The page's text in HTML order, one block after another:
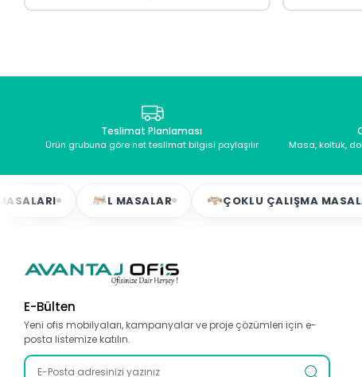
Teslimat Planlaması
Ürün grubuna göre net teslimat bilgisi paylaşılır Masa, koltuk,
L MASALAR ÇOKLU ÇALIŞMA MASALARI
E-Bülten
Yeni ofis mobilyaları, kampanyalar ve proje çözümleri için e-
posta listemize katılın.